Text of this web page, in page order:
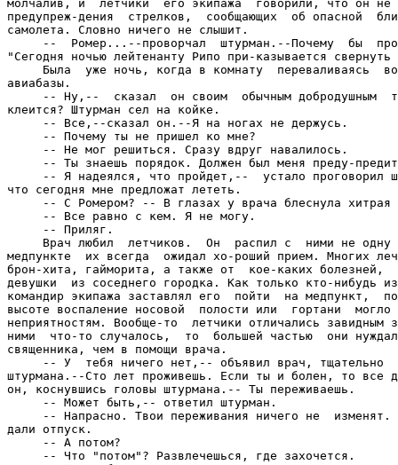
молчалив, и  летчики  его экипажа  говорили, что он не
предупреж-дения  стрелков,  сообщающих  об опасной
самолета. Словно ничего не слышит.
--  Ромер...--проворчал  штурман.--Почему  бы
"Сегодня ночью лейтенанту Рипо при-казывается
Была  уже ночь, когда в комнату  переваливаясь
авиабазы.
-- Ну,--  сказал  он своим  обычным добродушным
клеится? Штурман сел на койке.
     -- Все,--сказал он.--Я на ногах не держусь.
     -- Почему ты не пришел ко мне?
     -- Не мог решиться. Сразу вдруг навалилось.
-- Ты знаешь порядок. Должен был меня преду-
-- Я надеялся, что пройдет,--  устало проговорил
что сегодня мне предложат лететь.
-- С Ромером? -- В глазах у врача блеснула хитрая
     -- Все равно с кем. Я не могу.
     -- Приляг.
Врач любил  летчиков.  Он  распил с  ними не одну
медпункте  их всегда  ожидал хо-роший прием. Многих
брон-хита, гайморита, а также от  кое-каких болезней,
девушки  из соседнего городка. Как только кто-нибудь
командир экипажа заставлял его  пойти  на медпункт,
высоте воспаление носовой  полости или  гортани  могло
неприятностям. Вообще-то  летчики отличались завидным
ними  что-то случалось,  то  большей частью  они
священника, чем в помощи врача.
-- У  тебя ничего нет,-- объявил врач, тщательно
штурмана.--Сто лет проживешь. Если ты и болен, то все
он, коснувшись головы штурмана.-- Ты переживаешь.
     -- Может быть,-- ответил штурман.
-- Напрасно. Твои переживания ничего не  изменят.
дали отпуск.
     -- А потом?
     -- Что "потом"? Развлечешься, где захочется.